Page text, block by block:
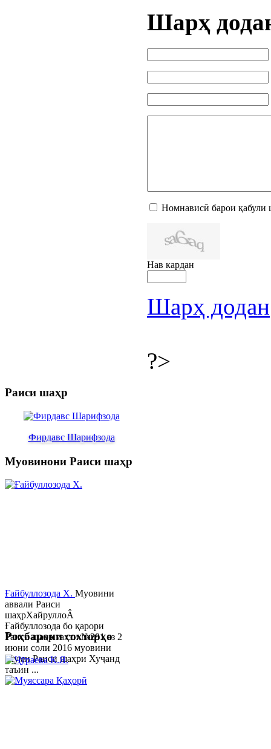
Шарҳ
Номнависӣ барои қабули
Нав кардан
Шарҳ додан
?>
Раиси шаҳр
Фирдавс Шарифзода
Муовинони Раиси шаҳр
Ғайбуллозода Х. Муовини
аввали Раиси
шаҳрХайруллоÂ
Ғайбуллозода бо қарори
Раиси шаҳр таҳти №281 аз 2
июни соли 2016 муовини
якуми Раиси шаҳри Хуҷанд
таъин ...
Роҳбарони сохторҳо